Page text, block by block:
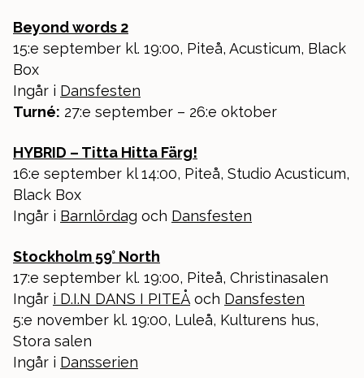
Beyond words 2
15:e september kl. 19:00, Piteå, Acusticum, Black
Box
Ingår i Dansfesten
Turné: 27:e september – 26:e oktober
HYBRID – Titta Hitta Färg!
16:e september kl 14:00, Piteå, Studio Acusticum,
Black Box
Ingår i Barnlördag och Dansfesten
Stockholm 59° North
17:e september kl. 19:00, Piteå, Christinasalen
Ingår i D.I.N DANS I PITEÅ och Dansfesten
5:e november kl. 19:00, Luleå, Kulturens hus,
Stora salen
Ingår i Dansserien